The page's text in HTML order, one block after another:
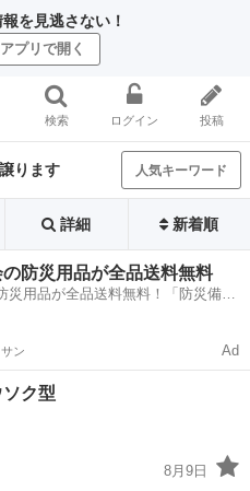
を見逃さない！
アプリで開く
検索 ログイン 投稿
ります 人気キーワード
詳細 新着順
防災用品が全品送料無料
災用品が全品送料無料！「防災備蓄
ン Ad
ソク型
8月9日